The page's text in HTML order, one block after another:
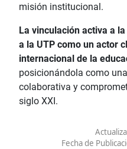
misión institucional.
La vinculación activa a
a la UTP como un actor
internacional de la
posicionándola como
colaborativa y
siglo XXI.
Fecha de